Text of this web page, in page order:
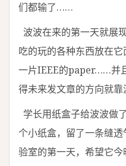
们都输了……
波波在来的第一天就展
吃的玩的各种东西放在
一片IEEE的paper……并
得未来发文章的方向就
学长用纸盒子给波波做
个小纸盒，留了一条缝
验室的第一天，希望它